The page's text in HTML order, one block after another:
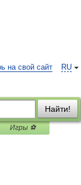
RU
на свой сайт
Найти!
Игры ⚽